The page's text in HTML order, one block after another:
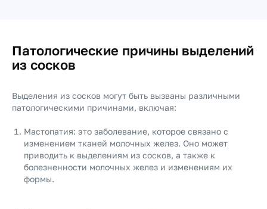
Патологические причины выделений
из сосков
Выделения из сосков могут быть вызваны различными
патологическими причинами, включая:
Мастопатия: это заболевание, которое связано с
изменением тканей молочных желез. Оно может
приводить к выделениям из сосков, а также к
болезненности молочных желез и изменениям их
формы.